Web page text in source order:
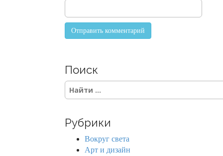
Поиск
S
e
c
Рубрики
Вокруг света
Арт и дизайн